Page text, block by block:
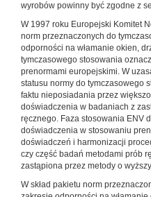
wyrobów powinny być zgodne z
W 1997 roku Europejski Komitet
norm przeznaczonych do
odporności na włamanie okien,
tymczasowego stosowania
prenormami europejskimi. W
statusu normy do tymczasowego
faktu nieposiadania przez
doświadczenia w badaniach z
ręcznego. Faza stosowania ENV
doświadczenia w stosowaniu
doświadczeń i harmonizacji
czy część badań metodami prób
zastąpiona przez metody o
W skład pakietu norm